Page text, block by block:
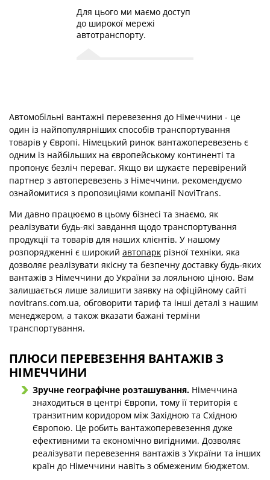
Для цього ми маємо доступ
до широкої мережі
автотранспорту.
Автомобільні вантажні перевезення до Німеччини - це
один із найпопулярніших способів транспортування
товарів у Європі. Німецький ринок вантажоперевезень є
одним із найбільших на європейському континенті та
пропонує безліч переваг. Якщо ви шукаєте перевірений
партнер з автоперевезень з Німеччини, рекомендуємо
ознайомитися з пропозиціями компанії NoviTrans.
Ми давно працюємо в цьому бізнесі та знаємо, як
реалізувати будь-які завдання щодо транспортування
продукції та товарів для наших клієнтів. У нашому
розпорядженні є широкий автопарк різної техніки, яка
дозволяє реалізувати якісну та безпечну доставку будь-яких
вантажів з Німеччини до України за лояльною ціною. Вам
залишається лише залишити заявку на офіційному сайті
novitrans.com.ua, обговорити тариф та інші деталі з нашим
менеджером, а також вказати бажані терміни
транспортування.
ПЛЮСИ ПЕРЕВЕЗЕННЯ ВАНТАЖІВ З
НІМЕЧЧИНИ
Зручне географічне розташування.Німеччина
знаходиться в центрі Європи, тому її територія є
транзитним коридором між Західною та Східною
Європою. Це робить вантажоперевезення дуже
ефективними та економічно вигідними. Дозволяє
реалізувати перевезення вантажів з України та інших
країн до Німеччини навіть з обмеженим бюджетом.